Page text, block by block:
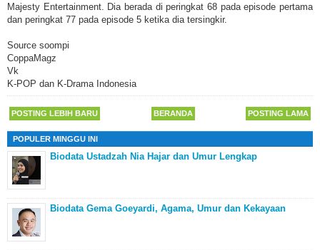
Majesty Entertainment. Dia berada di peringkat 68 pada episode pertama
dan peringkat 77 pada episode 5 ketika dia tersingkir.
Source soompi
CoppaMagz
Vk
K-POP dan K-Drama Indonesia
POSTING LEBIH BARU POSTING LAMA
BERANDA
POPULER MINGGU INI
Biodata Ustadzah Nia Hajar dan Umur Lengkap
Biodata Gema Goeyardi, Agama, Umur dan Kekayaan